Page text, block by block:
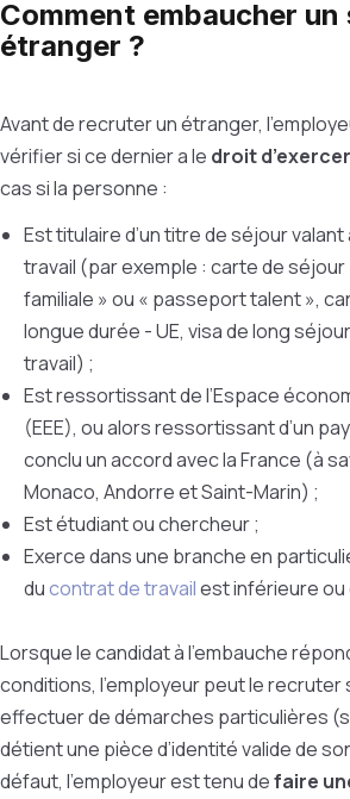
Comment embaucher un
étranger ?
Avant de recruter un étranger,
vérifier si ce dernier a le droit
cas si la personne :
Est titulaire d’un titre de séjour
travail (par exemple : carte de séjour
familiale » ou « passeport talent »,
longue durée - UE, visa de long
travail) ;
Est ressortissant de l’Espace
(EEE), ou alors ressortissant d’un
conclu un accord avec la France (à
Monaco, Andorre et Saint-Marin) ;
Est étudiant ou chercheur ;
Exerce dans une branche en
ducontrat de travailest inférieure ou
Lorsque le candidat à l’embauche
conditions, l’employeur peut le recruter
effectuer de démarches particulières (si
détient une pièce d’identité valide de
défaut, l’employeur est tenu defaire